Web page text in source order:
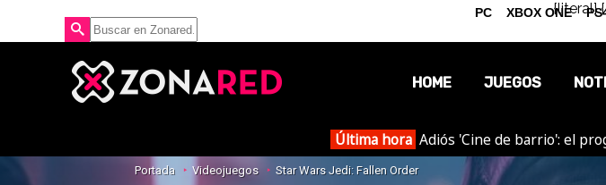
{literal}
HOME JUEGOS
Última hora Adiós 'Cine de barrio': el
Portada Videojuegos Star Wars Jedi: Fallen Order
PC XBOX ONE